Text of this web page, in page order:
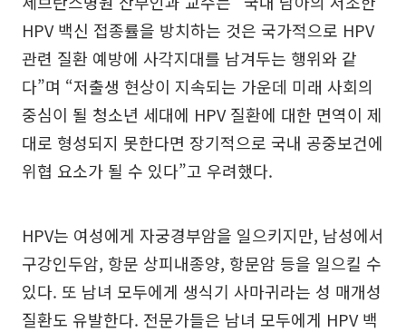
HPV 백신 접종률을 방치하는 것은 국가적으로 HPV
관련 질환 예방에 사각지대를 남겨두는 행위와 같
다”며 “저출생 현상이 지속되는 가운데 미래 사회의
중심이 될 청소년 세대에 HPV 질환에 대한 면역이 제
대로 형성되지 못한다면 장기적으로 국내 공중보건에
위협 요소가 될 수 있다”고 우려했다.
HPV는 여성에게 자궁경부암을 일으키지만, 남성에서
구강인두암, 항문 상피내종양, 항문암 등을 일으킬 수
있다. 또 남녀 모두에게 생식기 사마귀라는 성 매개성
질환도 유발한다. 전문가들은 남녀 모두에게 HPV 백